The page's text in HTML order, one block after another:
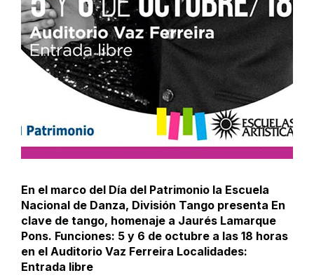
En el marco del Día del Patrimonio la Escuela
Nacional de Danza, División Tango presenta En
clave de tango, homenaje a Jaurés Lamarque
Pons. Funciones: 5 y 6 de octubre a las 18 horas
en el Auditorio Vaz Ferreira Localidades:
Entrada libre